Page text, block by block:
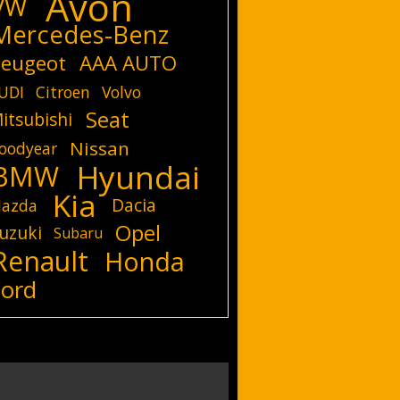
Benz
AAA AUTO
Citroen Volvo
Seat
Nissan
Hyundai
Kia
Dacia
Subaru Opel
Honda